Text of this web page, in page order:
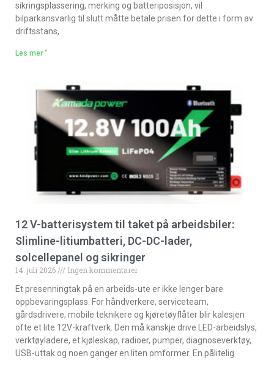
sikringsplassering, merking og batteriposisjon, vil
bilparkansvarlig til slutt måtte betale prisen for dette i form av
driftsstans,
Les mer "
12 V-batterisystem til taket på arbeidsbiler:
Slimline-litiumbatteri, DC-DC-lader,
solcellepanel og sikringer
14. juli 2026
Ingen kommentarer
Et presenningtak på en arbeids-ute er ikke lenger bare
oppbevaringsplass. For håndverkere, serviceteam,
gårdsdrivere, mobile teknikere og kjøretøyflåter blir kalesjen
ofte et lite 12V-kraftverk. Den må kanskje drive LED-arbeidslys,
verktøyladere, et kjøleskap, radioer, pumper, diagnoseverktøy,
USB-uttak og noen ganger en liten omformer. En pålitelig